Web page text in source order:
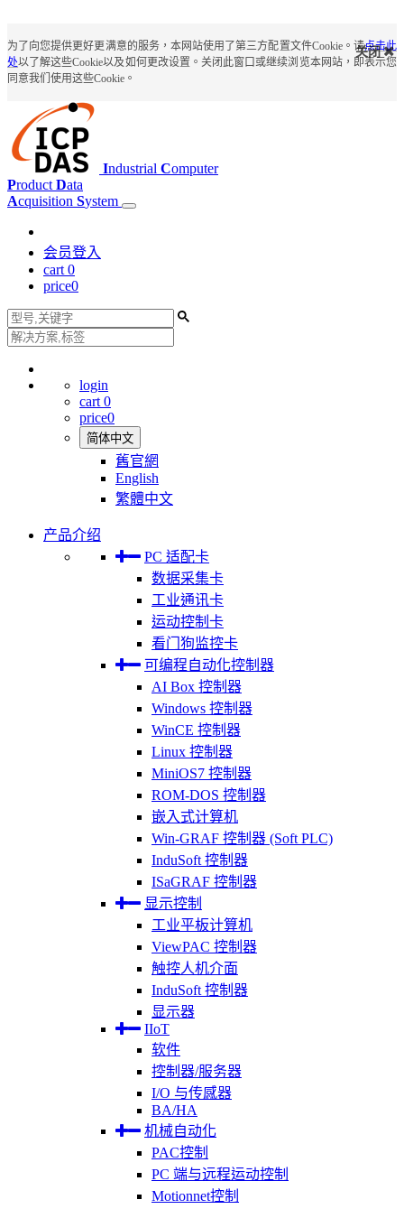
为了向您提供更好更满意的服务，本网站使用了第三方配置文件Cookie。请点击此
处以了解这些Cookie以及如何更改设置。关闭此窗口或继续浏览本网站，即表示您
同意我们使用这些Cookie。
关闭
Industrial Computer
Product Data
Acquisition System
会员登入
cart 0
price0
login
cart 0
price0
简体中文
舊官網
English
繁體中文
产品介绍
PC 适配卡
数据采集卡
工业通讯卡
运动控制卡
看门狗监控卡
可编程自动化控制器
AI Box 控制器
Windows 控制器
WinCE 控制器
Linux 控制器
MiniOS7 控制器
ROM-DOS 控制器
嵌入式计算机
Win-GRAF 控制器 (Soft PLC)
InduSoft 控制器
ISaGRAF 控制器
显示控制
工业平板计算机
ViewPAC 控制器
触控人机介面
InduSoft 控制器
显示器
IIoT
软件
控制器/服务器
I/O 与传感器
BA/HA
机械自动化
PAC控制
PC 端与远程运动控制
Motionnet控制